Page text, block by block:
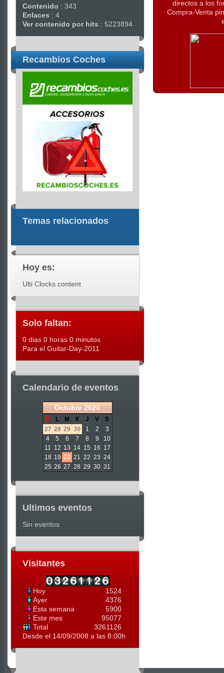
Contenido : 343
Enlaces : 4
Ver contenido por hits : 5223894
Recambios Coches
Temas relacionados
Hoy es:
Ulti Clocks content
Solo faltan:
0 dias 0 horas 0 minutos
Para el Guitar-Day-2011
Calendario de eventos
«< Octubre 2020 >»
D L M X J V
S
27 28 29 30 1 2
3
4
5 6 7 8 9
10
11
12 13 14 15 16 17
18 19 20 21 22 23 24
25 26 27 28 29 30 31
Ultimos eventos
Sin eventos
Visitantes
Hoy
1524
Ayer
4376
Esta semana
5900
Este mes
95077
Total
3261126
Desde el 14/09/2008 a las 8:00h
directos a los
Compra-Venta